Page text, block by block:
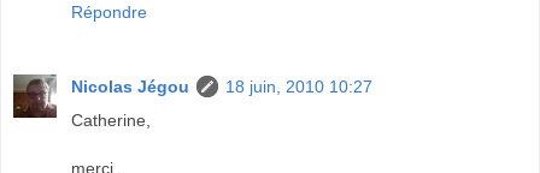
Répondre
Nicolas Jégou
18 juin, 2010 10:27
Catherine,
merci.